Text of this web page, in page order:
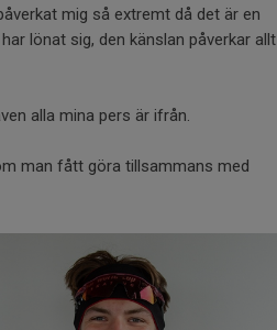
mig så extremt då det är en
lönat sig, den känslan påverkar allt
alla mina pers är ifrån.
man fått göra tillsammans med